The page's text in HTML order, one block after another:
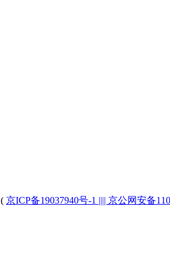
( 京ICP备19037940号-1 |||| 京公网安备